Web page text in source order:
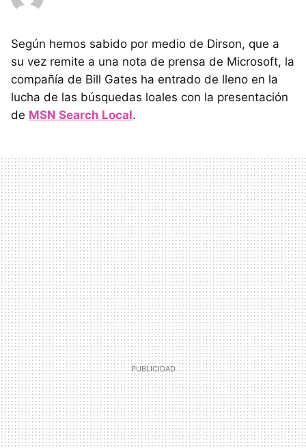
Según hemos sabido por medio de Dirson, que a
su vez remite a una nota de prensa de Microsoft, la
compañía de Bill Gates ha entrado de lleno en la
lucha de las búsquedas loales con la presentación
de MSN Search Local.